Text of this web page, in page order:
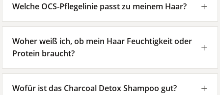
Welche OCS-Pflegelinie passt zu meinem Haar?
Woher weiß ich, ob mein Haar Feuchtigkeit oder
Protein braucht?
Wofür ist das Charcoal Detox Shampoo gut?